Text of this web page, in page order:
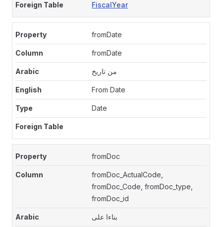
FiscalYear
fromDate
fromDate
من تاريخ
From Date
Date
fromDoc
fromDoc_ActualCode,
fromDoc_Code, fromDoc_type,
fromDoc_id
بناءا على